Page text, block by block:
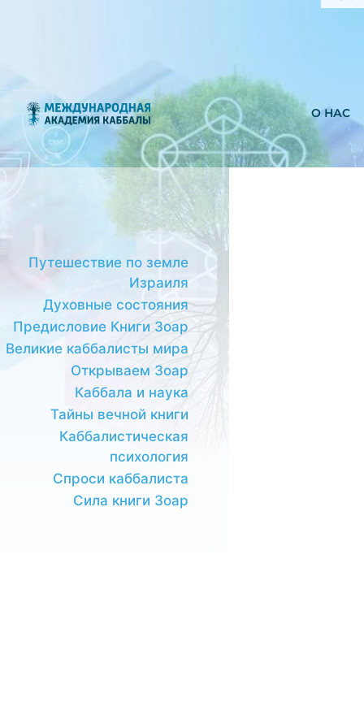
О НАС
Путешествие по земле
Израиля
Духовные состояния
Предисловие Книги Зоар
Великие каббалисты мира
Открываем Зоар
Каббала и наука
Тайны вечной книги
Каббалистическая
психология
Спроси каббалиста
Сила книги Зоар